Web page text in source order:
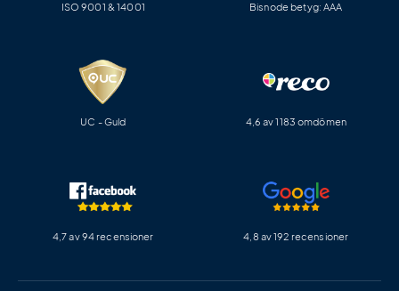
ISO 9001 & 14001 Bisnode betyg: AAA
UC - Guld 4,6 av 1183 omdömen
4,7 av 94 recensioner 4,8 av 192 recensioner